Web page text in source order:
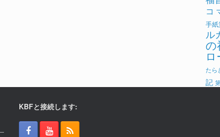
コ
手
ル
の
たら
記
KBFと接続します: